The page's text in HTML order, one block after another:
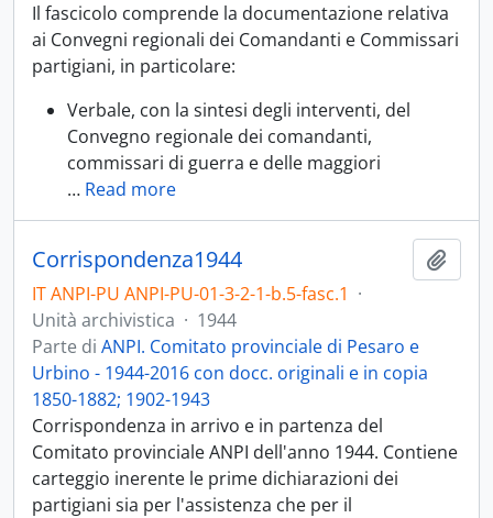
Il fascicolo comprende la documentazione relativa
ai Convegni regionali dei Comandanti e Commissari
partigiani, in particolare:
Verbale, con la sintesi degli interventi, del
Convegno regionale dei comandanti,
commissari di guerra e delle maggiori
… Read more
Corrispondenza1944
IT ANPI-PU ANPI-PU-01-3-2-1-b.5-fasc.1 ·
Unità archivistica · 1944
Parte di ANPI. Comitato provinciale di Pesaro e
Urbino - 1944-2016 con docc. originali e in copia
1850-1882; 1902-1943
Corrispondenza in arrivo e in partenza del
Comitato provinciale ANPI dell'anno 1944. Contiene
carteggio inerente le prime dichiarazioni dei
partigiani sia per l'assistenza che per il